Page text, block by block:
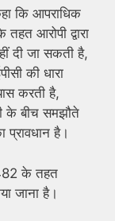
कि आपराधिक
आरोपी द्वारा
दी जा सकती है,
की धारा
करती है,
के बीच समझौते
है।
482 के तहत
जाना है।